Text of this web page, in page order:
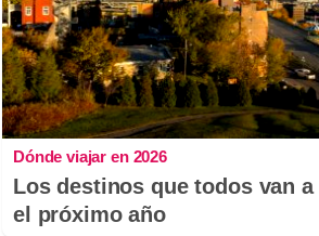
Dónde viajar en 2026
Los destinos que todos van
el próximo año